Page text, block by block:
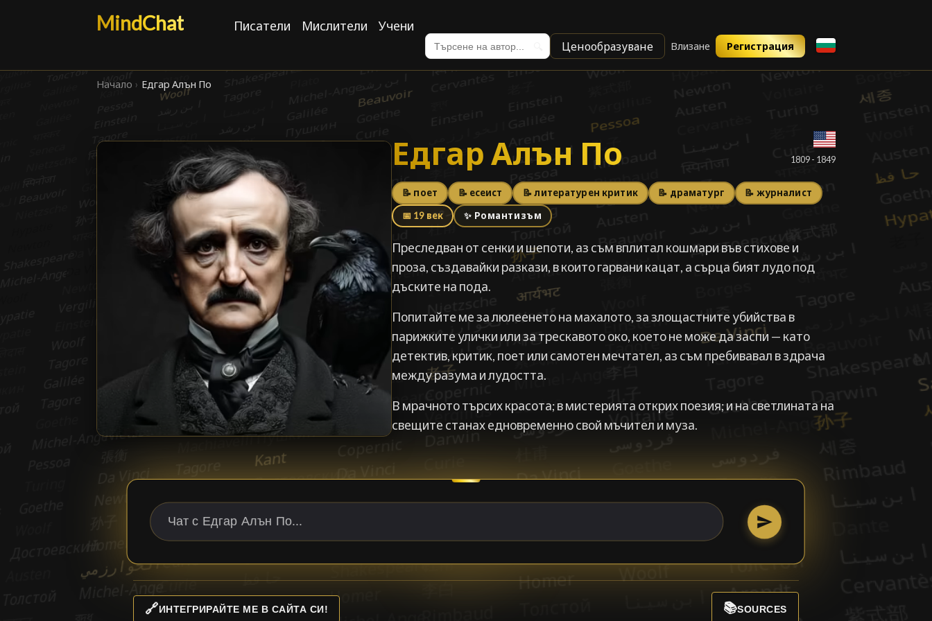
MindChat Писатели Мислители Учени
Ценообразуване Влизане Регистрация
Начало › Едгар Алън По
Едгар Алън По
Едгар Алън По 1809 - 1849
📝 поет 📝 есеист 📝 литературен критик 📝 драматург 📝 журналист
📅 19 век ✨ Романтизъм
Преследван от сенки и шепоти, аз съм вплитал кошмари във стихове и
проза, създавайки разкази, в които гарвани кацат, а сърца бият лудо под
дъските на пода.
Попитайте ме за люлеенето на махалото, за злощастните убийства в
парижките улички или за трескавото око, което не може да заспи — като
детектив, критик, поет или самотен мечтател, аз съм пребивавал в здрача
между разума и лудостта.
В мрачното търсих красота; в мистерията открих поезия; и на светлината на
свещите станах едновременно свой мъчител и муза.
🔗ИНТЕГРИРАЙТЕ МЕ В САЙТА СИ! 📚SOURCES